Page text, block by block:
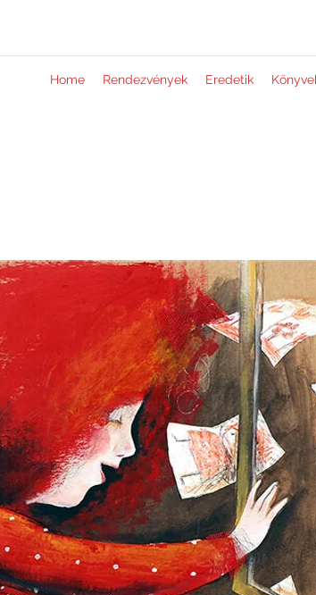
Home Rendezvények Eredetik